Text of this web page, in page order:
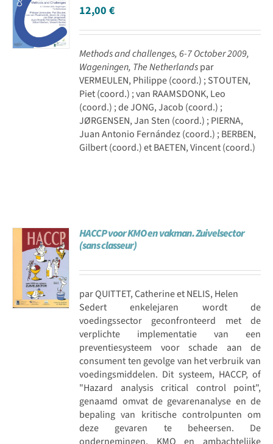
12,00€
Methods and challenges, 6-7 October 2009,
Wageningen, The Netherlandspar
VERMEULEN, Philippe (coord.) ; STOUTEN,
Piet (coord.) ; van RAAMSDONK, Leo
(coord.) ; de JONG, Jacob (coord.) ;
JØRGENSEN, Jan Sten (coord.) ; PIERNA,
Juan Antonio Fernández (coord.) ; BERBEN,
Gilbert (coord.) et BAETEN, Vincent (coord.)
HACCP voor KMO en vakman. Zuivelsector
(sans classeur)
par QUITTET, Catherine et NELIS, Helen
Sedert enkelejaren wordt de
voedingssector geconfronteerd met de
verplichte implementatie van een
preventiesysteem voor schade aan de
consument ten gevolge van het verbruik van
voedingsmiddelen. Dit systeem, HACCP, of
"Hazard analysis critical control point",
genaamd omvat de gevarenanalyse en de
bepaling van kritische controlpunten om
deze gevaren te beheersen. De